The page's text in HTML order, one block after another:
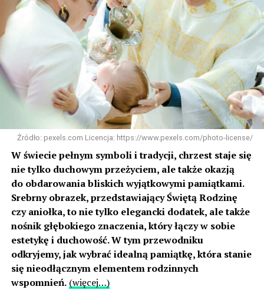
Źródło: pexels.com Licencja: https://www.pexels.com/photo-license/
W świecie pełnym symboli i tradycji, chrzest staje się
nie tylko duchowym przeżyciem, ale także okazją
do obdarowania bliskich wyjątkowymi pamiątkami.
Srebrny obrazek, przedstawiający Świętą Rodzinę
czy aniołka, to nie tylko elegancki dodatek, ale także
nośnik głębokiego znaczenia, który łączy w sobie
estetykę i duchowość. W tym przewodniku
odkryjemy, jak wybrać idealną pamiątkę, która stanie
się nieodłącznym elementem rodzinnych
wspomnień. (więcej…)